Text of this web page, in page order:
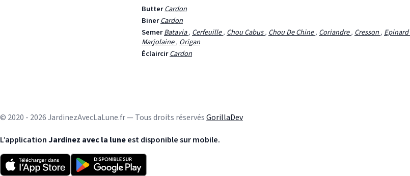
ButterCardon
BinerCardon
SemerBatavia, Cerfeuille, Chou Cabus, Chou De Chine, Coriandre, Cresson, Epinard
Marjolaine, Origan
ÉclaircirCardon
© 2020 - 2026 JardinezAvecLaLune.fr — Tous droits réservésGorillaDev
L’application Jardinez avec la luneest disponible sur mobile.